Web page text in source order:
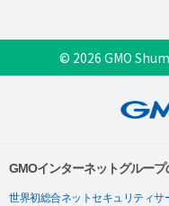
© 2026 GMO